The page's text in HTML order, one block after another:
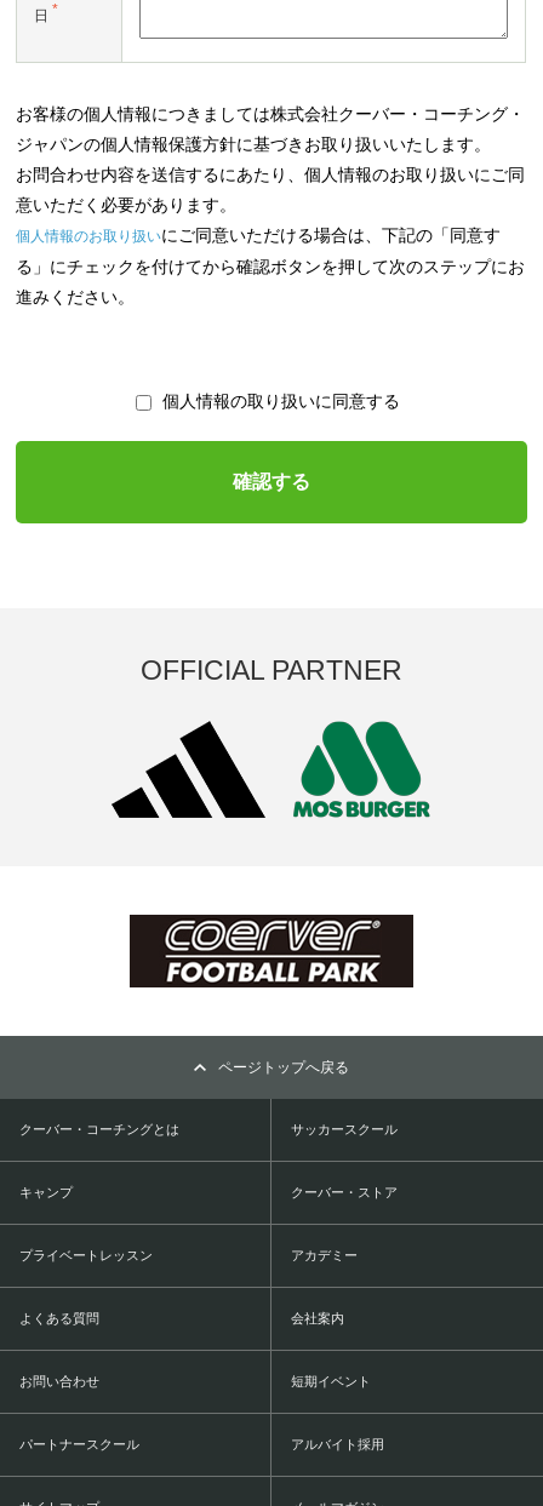
日 *
お客様の個人情報につきましては株式会社クーバー・コーチング・
ジャパンの個人情報保護方針に基づきお取り扱いいたします。
お問合わせ内容を送信するにあたり、個人情報のお取り扱いにご同
意いただく必要があります。
個人情報のお取り扱いにご同意いただける場合は、下記の「同意す
る」にチェックを付けてから確認ボタンを押して次のステップにお
進みください。
個人情報の取り扱いに同意する
OFFICIAL PARTNER
ページトップへ戻る
クーバー・コーチングとは サッカースクール
キャンプ クーバー・ストア
プライベートレッスン アカデミー
よくある質問 会社案内
お問い合わせ 短期イベント
パートナースクール アルバイト採用